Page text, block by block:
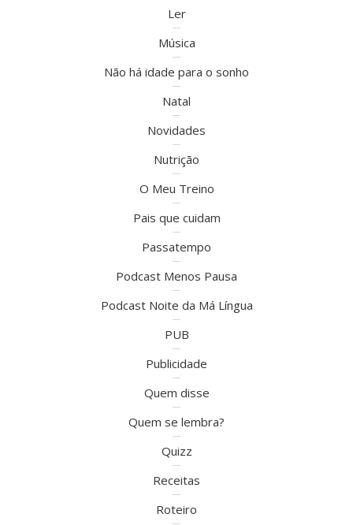
Ler
Música
Não há idade para o sonho
Natal
Novidades
Nutrição
O Meu Treino
Pais que cuidam
Passatempo
Podcast Menos Pausa
Podcast Noite da Má Língua
PUB
Publicidade
Quem disse
Quem se lembra?
Quizz
Receitas
Roteiro